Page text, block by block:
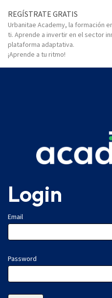
REGÍSTRATE GRATIS
Urbanitae Academy, la formación
ti. Aprende a invertir en el sector
plataforma adaptativa.
¡Aprende a tu ritmo!
Login
Email
Password